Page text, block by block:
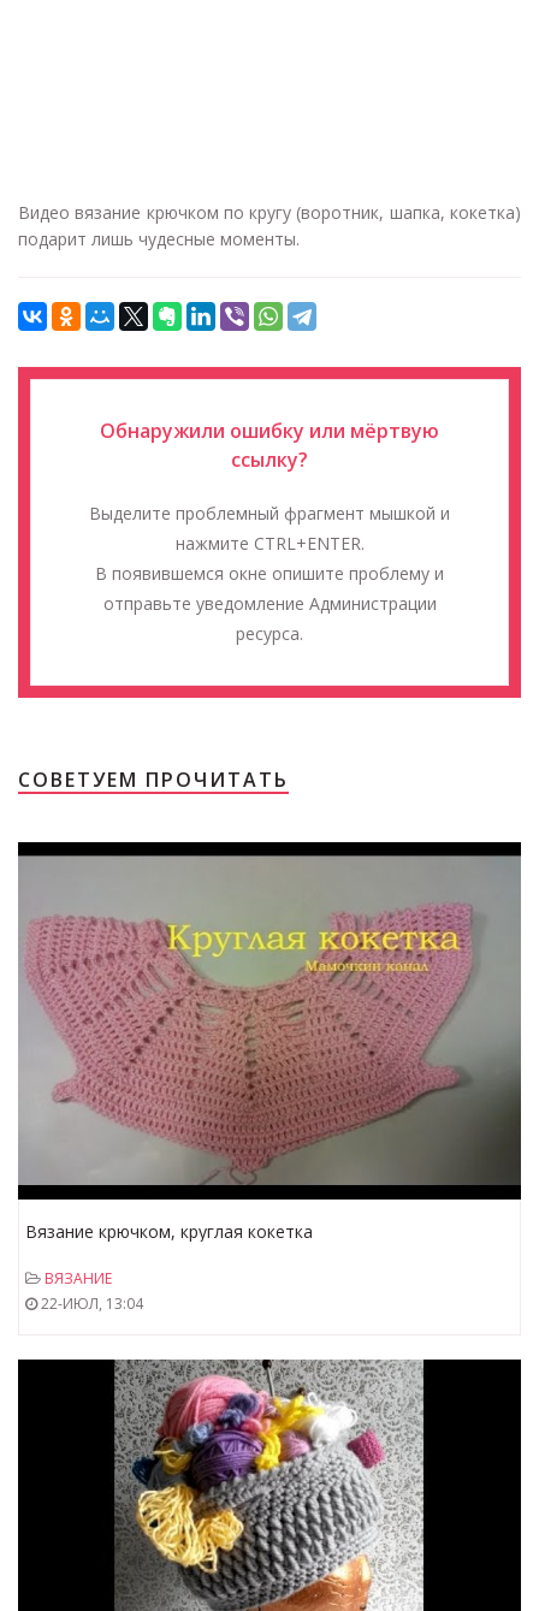
Видео вязание крючком по кругу (воротник, шапка, кокетка)
подарит лишь чудесные моменты.
Обнаружили ошибку или мёртвую
ссылку?
Выделите проблемный фрагмент мышкой и
нажмите CTRL+ENTER.
В появившемся окне опишите проблему и
отправьте уведомление Администрации
ресурса.
СОВЕТУЕМ ПРОЧИТАТЬ
Вязание крючком, круглая кокетка
ВЯЗАНИЕ
22-ИЮЛ, 13:04